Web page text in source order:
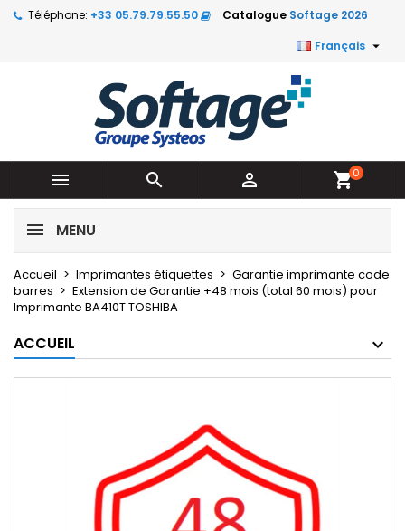
Téléphone: +33 05.79.79.55.50 Catalogue Softage 2026
Français 
   shopping_cart0
MENU
Accueil Imprimantes étiquettes
Garantie imprimante code
barres
Extension de Garantie +48 mois (total 60 mois) pour
Imprimante BA410T TOSHIBA
ACCUEIL